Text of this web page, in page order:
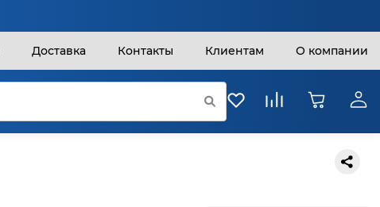
Доставка Контакты Клиентам О компании